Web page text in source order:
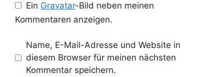
Ein Gravatar-Bild neben meinen
Kommentaren anzeigen.
Name, E-Mail-Adresse und Website in
diesem Browser für meinen nächsten
Kommentar speichern.